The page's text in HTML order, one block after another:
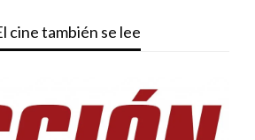
cine también se lee